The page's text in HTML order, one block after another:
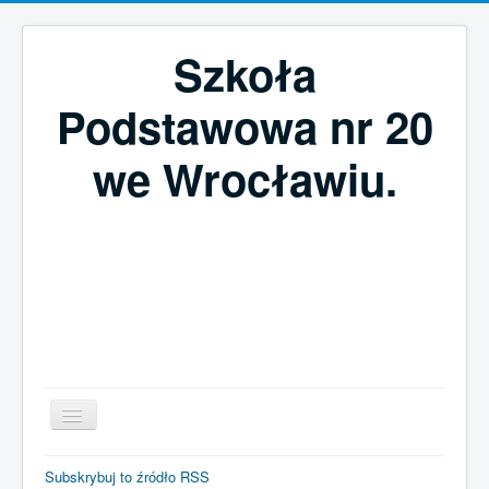
Szkoła
Podstawowa nr 20
we Wrocławiu.
Subskrybuj to źródło RSS